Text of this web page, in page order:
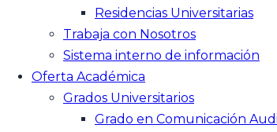
Residencias Universitarias
Trabaja con Nosotros
Sistema interno de información
Oferta Académica
Grados Universitarios
Grado en Comunicación